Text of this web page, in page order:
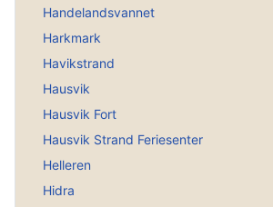
Handelandsvannet
Harkmark
Havikstrand
Hausvik
Hausvik Fort
Hausvik Strand Feriesenter
Helleren
Hidra